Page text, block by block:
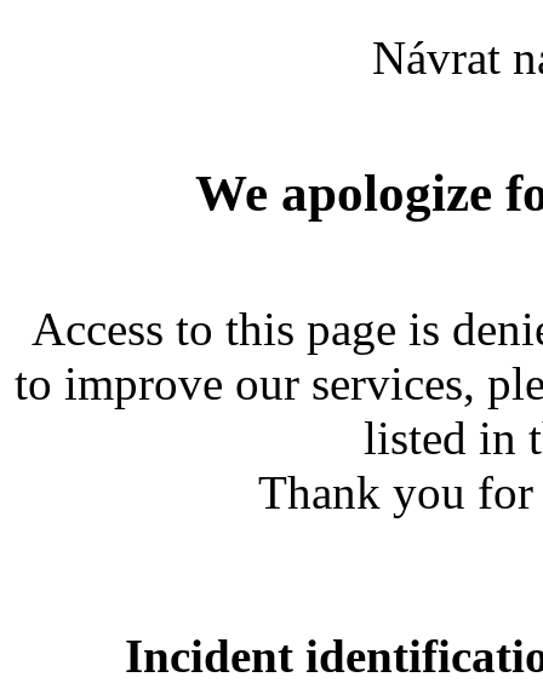
Návrat
We apologize
Access to this page is
to improve our services,
listed in
Thank you
Incident